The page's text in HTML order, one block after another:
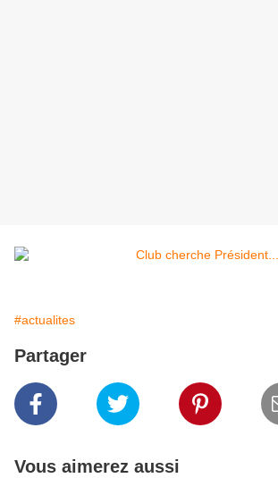
#actualites
Partager
Vous aimerez aussi